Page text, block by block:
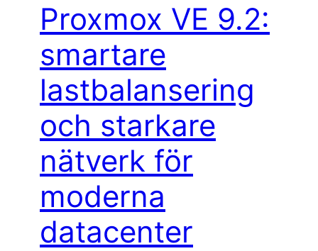
Proxmox VE 9.2:
smartare
lastbalansering
och starkare
nätverk för
moderna
datacenter